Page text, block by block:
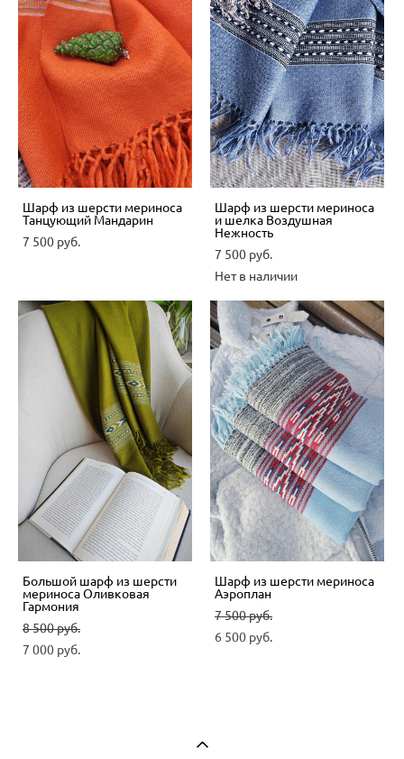
Шарф из шерсти мериноса
Танцующий Мандарин
7 500 pуб.
Шарф из шерсти мериноса
и шелка Воздушная
Нежность
7 500 pуб.
Нет в наличии
Большой шарф из шерсти
мериноса Оливковая
Гармония
8 500 pуб.
7 000 pуб.
Шарф из шерсти мериноса
Аэроплан
7 500 pуб.
6 500 pуб.